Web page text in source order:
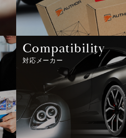
Compatibility
対応メーカー